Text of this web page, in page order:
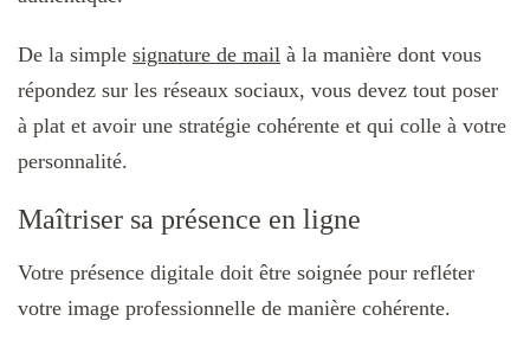
De la simple signature de mail à la manière dont vous
répondez sur les réseaux sociaux, vous devez tout poser
à plat et avoir une stratégie cohérente et qui colle à votre
personnalité.
Maîtriser sa présence en ligne
Votre présence digitale doit être soignée pour refléter
votre image professionnelle de manière cohérente.